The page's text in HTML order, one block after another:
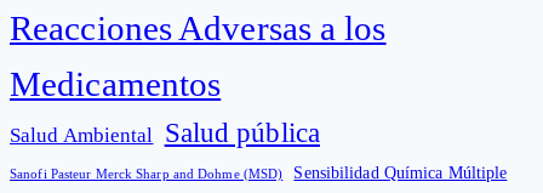
Reacciones Adversas a los
Medicamentos
Salud Ambiental Salud pública
Sanofi Pasteur Merck Sharp and Dohme (MSD) Sensibilidad Química Múltiple